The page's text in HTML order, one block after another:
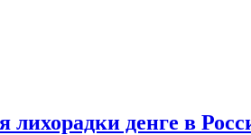
лихорадки денге в